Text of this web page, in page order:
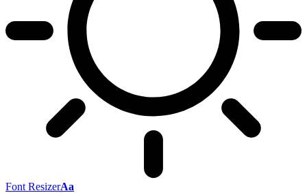
Font ResizerAa